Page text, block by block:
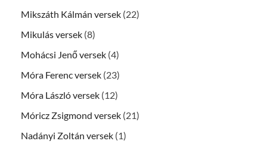
Mikszáth Kálmán versek (22)
Mikulás versek (8)
Mohácsi Jenő versek (4)
Móra Ferenc versek (23)
Móra László versek (12)
Móricz Zsigmond versek (21)
Nadányi Zoltán versek (1)